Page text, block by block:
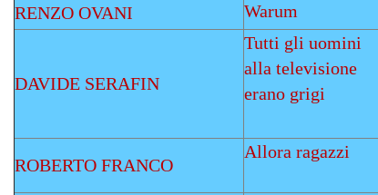
RENZO OVANI Warum
DAVIDE SERAFIN
Tutti gli uomini
alla televisione
erano grigi
ROBERTO FRANCO
Allora ragazzi